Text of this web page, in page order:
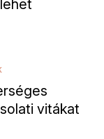
vitákat